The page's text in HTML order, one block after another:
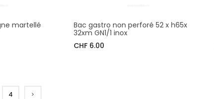
martellé
Bac gastro non perforé 52 x h65x
32xm GN1/1 inox
CHF 6.00
4